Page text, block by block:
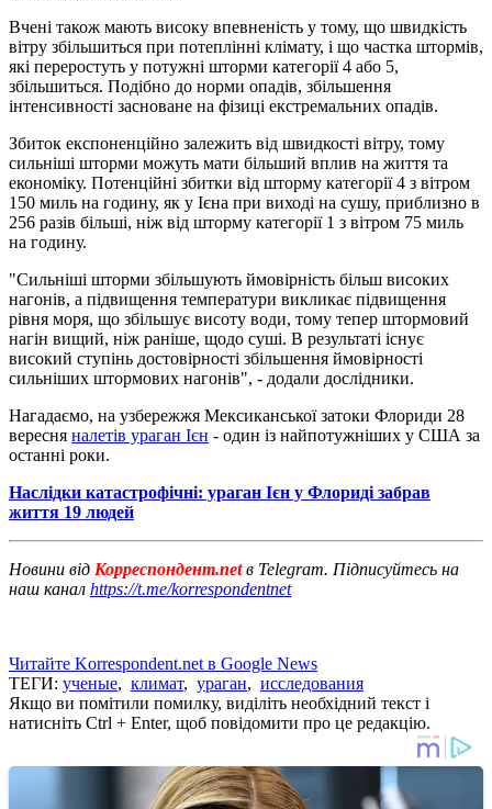
Вчені також мають високу впевненість у тому, що швидкість
вітру збільшиться при потеплінні клімату, і що частка штормів,
які переростуть у потужні шторми категорії 4 або 5,
збільшиться. Подібно до норми опадів, збільшення
інтенсивності засноване на фізиці екстремальних опадів.
Збиток експоненційно залежить від швидкості вітру, тому
сильніші шторми можуть мати більший вплив на життя та
економіку. Потенційні збитки від шторму категорії 4 з вітром
150 миль на годину, як у Ієна при виході на сушу, приблизно в
256 разів більші, ніж від шторму категорії 1 з вітром 75 миль
на годину.
"Сильніші шторми збільшують ймовірність більш високих
нагонів, а підвищення температури викликає підвищення
рівня моря, що збільшує висоту води, тому тепер штормовий
нагін вищий, ніж раніше, щодо суші. В результаті існує
високий ступінь достовірності збільшення ймовірності
сильніших штормових нагонів", - додали дослідники.
Нагадаємо, на узбережжя Мексиканської затоки Флориди 28
вересня налетів ураган Ієн - один із найпотужніших у США за
останні роки.
Наслідки катастрофічні: ураган Ієн у Флориді забрав
життя 19 людей
Новини від Корреспондент.netв Telegram. Підписуйтесь на
наш канал https://t.me/korrespondentnet
Читайте Korrespondent.net в Google News
ТЕГИ: ученые, климат, ураган, исследования
Якщо ви помітили помилку, виділіть необхідний текст і
натисніть Ctrl + Enter, щоб повідомити про це редакцію.